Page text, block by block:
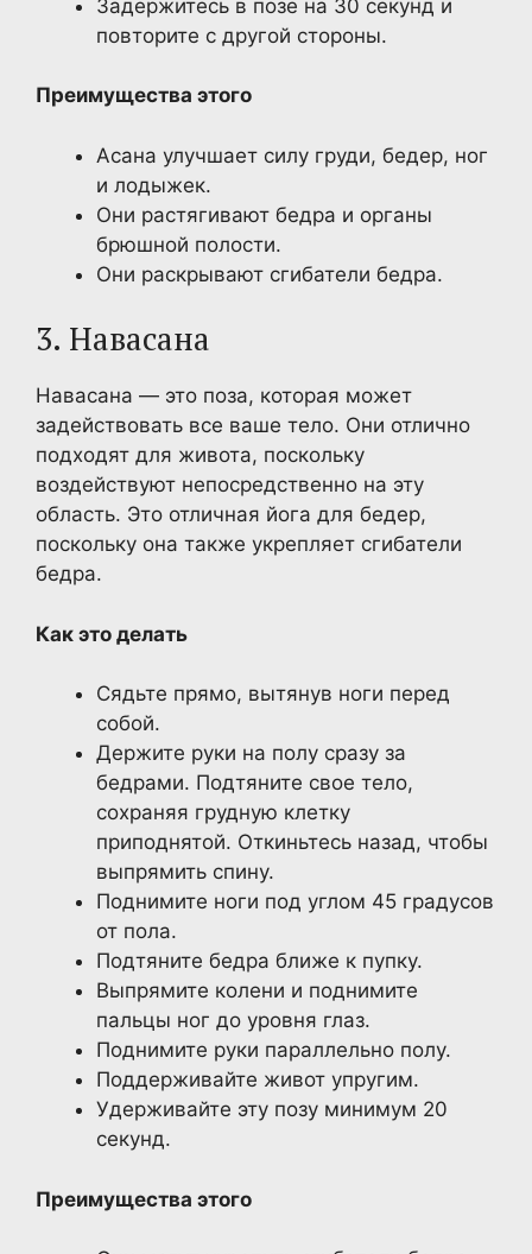
Задержитесь в позе на 30 секунд и
повторите с другой стороны.
Преимущества этого
Асана улучшает силу груди, бедер, ног
и лодыжек.
Они растягивают бедра и органы
брюшной полости.
Они раскрывают сгибатели бедра.
3. Навасана
Навасана — это поза, которая может
задействовать все ваше тело. Они отлично
подходят для живота, поскольку
воздействуют непосредственно на эту
область. Это отличная йога для бедер,
поскольку она также укрепляет сгибатели
бедра.
Как это делать
Сядьте прямо, вытянув ноги перед
собой.
Держите руки на полу сразу за
бедрами. Подтяните свое тело,
сохраняя грудную клетку
приподнятой. Откиньтесь назад, чтобы
выпрямить спину.
Поднимите ноги под углом 45 градусов
от пола.
Подтяните бедра ближе к пупку.
Выпрямите колени и поднимите
пальцы ног до уровня глаз.
Поднимите руки параллельно полу.
Поддерживайте живот упругим.
Удерживайте эту позу минимум 20
секунд.
Преимущества этого